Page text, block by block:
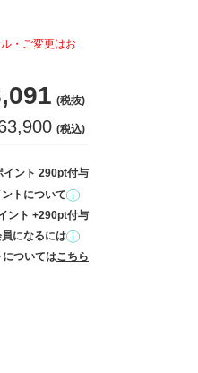
・ご変更はお
(税抜)
(税込)
イント 290pt付与
トについて
ント +290pt付与
になるには
ついてはこちら